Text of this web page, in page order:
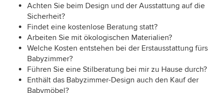
Achten Sie beim Design und der Ausstattung auf die
Sicherheit?
Findet eine kostenlose Beratung statt?
Arbeiten Sie mit ökologischen Materialien?
Welche Kosten entstehen bei der Erstausstattung fürs
Babyzimmer?
Führen Sie eine Stilberatung bei mir zu Hause durch?
Enthält das Babyzimmer-Design auch den Kauf der
Babymöbel?